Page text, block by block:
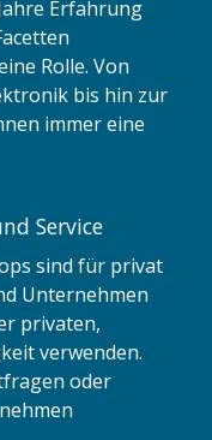
Erfahrung
Rolle. Von
bis hin zur
immer eine
Service
sind für privat
Unternehmen
privaten,
verwenden.
oder